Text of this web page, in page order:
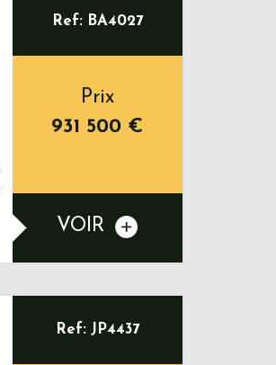
Ref: BA4027
Prix
931 500 €
VOIR
Ref: JP4437